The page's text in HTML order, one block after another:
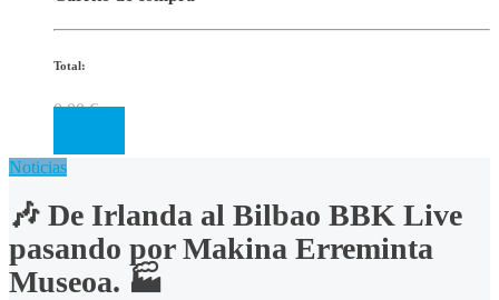
Total:
0.00€
Noticias
🎶 De Irlanda al Bilbao BBK Live
pasando por Makina Erreminta
Museoa. 🏭